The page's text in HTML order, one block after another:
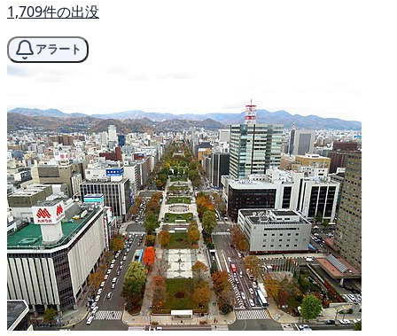
1,709件の出没
アラート